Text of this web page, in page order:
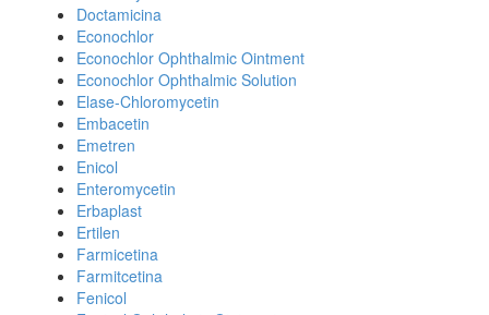
Doctamicina
Econochlor
Econochlor Ophthalmic Ointment
Econochlor Ophthalmic Solution
Elase-Chloromycetin
Embacetin
Emetren
Enicol
Enteromycetin
Erbaplast
Ertilen
Farmicetina
Farmitcetina
Fenicol